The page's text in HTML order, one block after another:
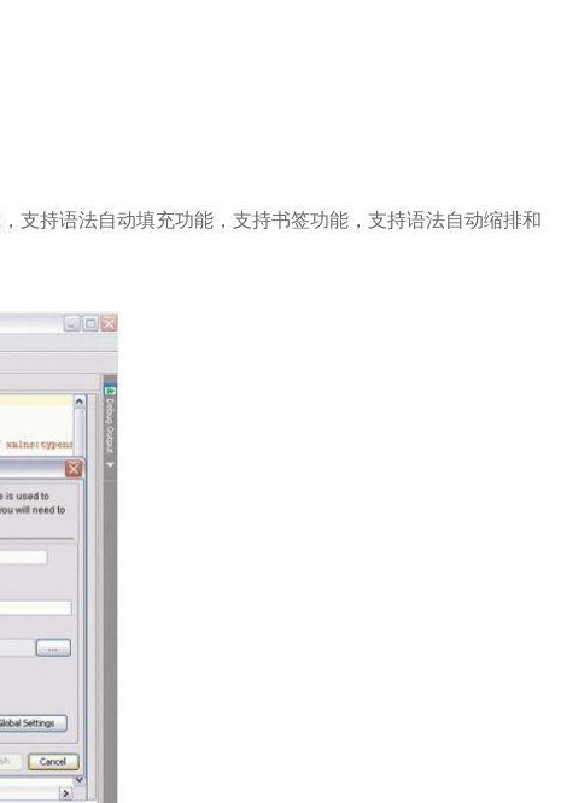
支持语法自动填充功能，支持书签功能，支持语法自动缩排和